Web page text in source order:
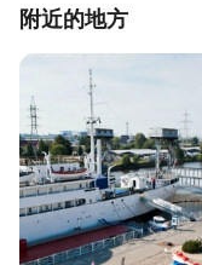
附近的地方